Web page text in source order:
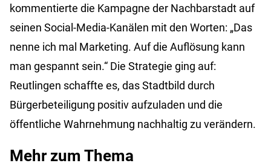
kommentierte die Kampagne der Nachbarstadt auf
seinen Social-Media-Kanälen mit den Worten: „Das
nenne ich mal Marketing. Auf die Auflösung kann
man gespannt sein.“ Die Strategie ging auf:
Reutlingen schaffte es, das Stadtbild durch
Bürgerbeteiligung positiv aufzuladen und die
öffentliche Wahrnehmung nachhaltig zu verändern.
Mehr zum Thema